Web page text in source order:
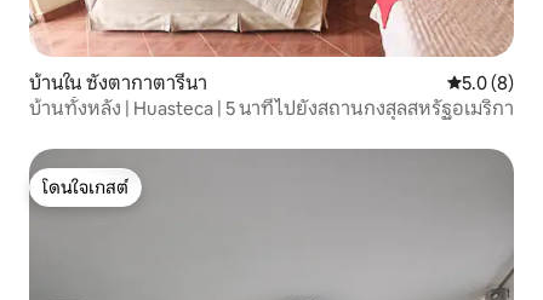
บ้านใน ซังตากาตารีนา คะแนนเฉลี่
5.0 (8)
บ้านทั้งหลัง | Huasteca | 5 นาทีไปยังสถานกงสุลสหรัฐอเมริกา
โดนใจเกสต์
โดนใจเกสต์